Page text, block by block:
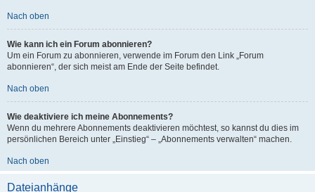
Nach oben
Wie kann ich ein Forum abonnieren?
Um ein Forum zu abonnieren, verwende im Forum den Link „Forum
abonnieren“, der sich meist am Ende der Seite befindet.
Nach oben
Wie deaktiviere ich meine Abonnements?
Wenn du mehrere Abonnements deaktivieren möchtest, so kannst du dies im
persönlichen Bereich unter „Einstieg“ – „Abonnements verwalten“ machen.
Nach oben
Dateianhänge